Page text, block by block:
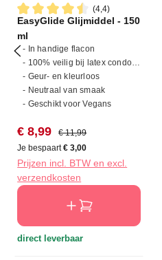
(4,4)
Gemiddelde waardering van
EasyGlide Glijmiddel - 150
ml
- In handige flacon
- 100% veilig bij latex condooms
- Geur- en kleurloos
- Neutraal van smaak
- Geschikt voor Vegans
Verkoopprijs:
€ 8,99 Normale prijs:
€ 11,99
Je bespaart€ 3,00
Prijzen incl. BTW en excl.
verzendkosten
direct leverbaar